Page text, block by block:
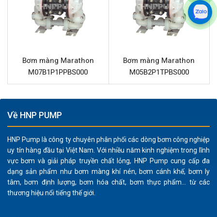
phần vỏ bơm làm từ nhựa Polypropylene, kết hợp với
màng PTFE (Teflon) và bi PTFE, giúp bơm chống lại
sự ăn mòn từ hầu hết các loại axit, bazơ, dung môi và
Vận hành an toàn trong môi trường dễ cháy nổ:
loại bơm màng khí nén, Marathon M05B2P2TPBS000
không sử dụng động cơ điện, loại bỏ nguy cơ phát
cháy nổ nghiêm ngặt.
Xử lý chất lỏng chứa hạt rắn hiệu quả: Với khả năng
cho phép chất rắn có kích thước lên đến 3mm đi qua,
bơm phù hợp cho các ứng dụng có chất lỏng lẫn tạp
chất hoặc huyền phù.
Độ bền cao và bảo trì đơn giản:Màng backup
Santoprene tăng cường độ bền và tuổi thọ cho màng
Bơm màng Marathon
M07B1P1PPBS000
Bơm màng Marathon
M05B2P1TPBS000
Về HNP PUMP
HNP Pump là công ty chuyên phân phối các dòng bơm công nghiệp
uy tín hàng đầu tại Việt Nam. Với nhiều năm kinh nghiệm trong lĩnh
vực bơm và giải pháp truyền chất lỏng, HNP Pump cung cấp đa
dạng sản phẩm như bơm màng khí nén, bơm cánh khế, bơm ly
tâm, bơm định lượng, bơm hóa chất, bơm thực phẩm... từ các
thương hiệu nổi tiếng thế giới.